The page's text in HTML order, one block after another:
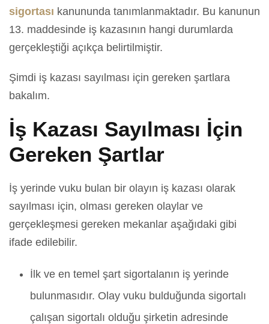
sigortası kanununda tanımlanmaktadır. Bu kanunun
13. maddesinde iş kazasının hangi durumlarda
gerçekleştiği açıkça belirtilmiştir.
Şimdi iş kazası sayılması için gereken şartlara
bakalım.
İş Kazası Sayılması İçin
Gereken Şartlar
İş yerinde vuku bulan bir olayın iş kazası olarak
sayılması için, olması gereken olaylar ve
gerçekleşmesi gereken mekanlar aşağıdaki gibi
ifade edilebilir.
İlk ve en temel şart sigortalanın iş yerinde
bulunmasıdır. Olay vuku bulduğunda sigortalı
çalışan sigortalı olduğu şirketin adresinde